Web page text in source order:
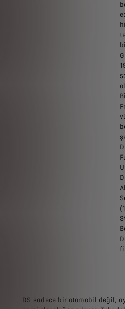
DS sadece bir otomobil değil,